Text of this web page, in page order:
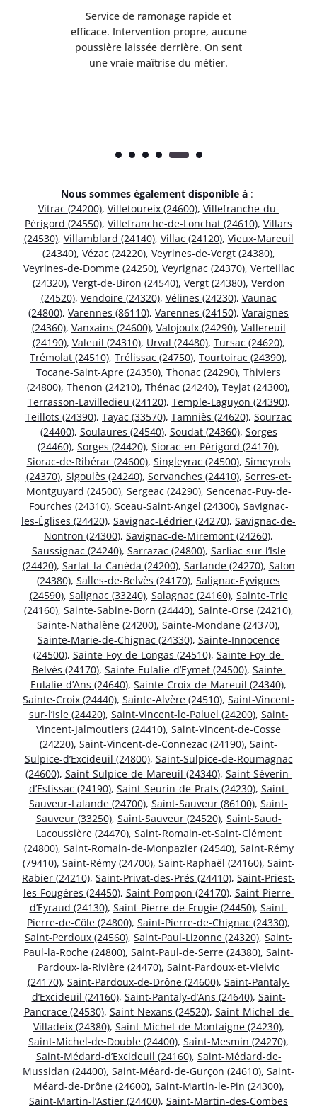
Service de ramonage rapide et
efficace. Intervention propre, aucune
poussière laissée derrière. On sent
une vraie maîtrise du métier.
Nous sommes également disponible à :
Vitrac (24200), Villetoureix (24600), Villefranche-du-
Périgord (24550), Villefranche-de-Lonchat (24610), Villars
(24530), Villamblard (24140), Villac (24120), Vieux-Mareuil
(24340), Vézac (24220), Veyrines-de-Vergt (24380),
Veyrines-de-Domme (24250), Veyrignac (24370), Verteillac
(24320), Vergt-de-Biron (24540), Vergt (24380), Verdon
(24520), Vendoire (24320), Vélines (24230), Vaunac
(24800), Varennes (86110), Varennes (24150), Varaignes
(24360), Vanxains (24600), Valojoulx (24290), Vallereuil
(24190), Valeuil (24310), Urval (24480), Tursac (24620),
Trémolat (24510), Trélissac (24750), Tourtoirac (24390),
Tocane-Saint-Apre (24350), Thonac (24290), Thiviers
(24800), Thenon (24210), Thénac (24240), Teyjat (24300),
Terrasson-Lavilledieu (24120), Temple-Laguyon (24390),
Teillots (24390), Tayac (33570), Tamniès (24620), Sourzac
(24400), Soulaures (24540), Soudat (24360), Sorges
(24460), Sorges (24420), Siorac-en-Périgord (24170),
Siorac-de-Ribérac (24600), Singleyrac (24500), Simeyrols
(24370), Sigoulès (24240), Servanches (24410), Serres-et-
Montguyard (24500), Sergeac (24290), Sencenac-Puy-de-
Fourches (24310), Sceau-Saint-Angel (24300), Savignac-
les-Églises (24420), Savignac-Lédrier (24270), Savignac-de-
Nontron (24300), Savignac-de-Miremont (24260),
Saussignac (24240), Sarrazac (24800), Sarliac-sur-l’Isle
(24420), Sarlat-la-Canéda (24200), Sarlande (24270), Salon
(24380), Salles-de-Belvès (24170), Salignac-Eyvigues
(24590), Salignac (33240), Salagnac (24160), Sainte-Trie
(24160), Sainte-Sabine-Born (24440), Sainte-Orse (24210),
Sainte-Nathalène (24200), Sainte-Mondane (24370),
Sainte-Marie-de-Chignac (24330), Sainte-Innocence
(24500), Sainte-Foy-de-Longas (24510), Sainte-Foy-de-
Belvès (24170), Sainte-Eulalie-d’Eymet (24500), Sainte-
Eulalie-d’Ans (24640), Sainte-Croix-de-Mareuil (24340),
Sainte-Croix (24440), Sainte-Alvère (24510), Saint-Vincent-
sur-l’Isle (24420), Saint-Vincent-le-Paluel (24200), Saint-
Vincent-Jalmoutiers (24410), Saint-Vincent-de-Cosse
(24220), Saint-Vincent-de-Connezac (24190), Saint-
Sulpice-d’Excideuil (24800), Saint-Sulpice-de-Roumagnac
(24600), Saint-Sulpice-de-Mareuil (24340), Saint-Séverin-
d’Estissac (24190), Saint-Seurin-de-Prats (24230), Saint-
Sauveur-Lalande (24700), Saint-Sauveur (86100), Saint-
Sauveur (33250), Saint-Sauveur (24520), Saint-Saud-
Lacoussière (24470), Saint-Romain-et-Saint-Clément
(24800), Saint-Romain-de-Monpazier (24540), Saint-Rémy
(79410), Saint-Rémy (24700), Saint-Raphaël (24160), Saint-
Rabier (24210), Saint-Privat-des-Prés (24410), Saint-Priest-
les-Fougères (24450), Saint-Pompon (24170), Saint-Pierre-
d’Eyraud (24130), Saint-Pierre-de-Frugie (24450), Saint-
Pierre-de-Côle (24800), Saint-Pierre-de-Chignac (24330),
Saint-Perdoux (24560), Saint-Paul-Lizonne (24320), Saint-
Paul-la-Roche (24800), Saint-Paul-de-Serre (24380), Saint-
Pardoux-la-Rivière (24470), Saint-Pardoux-et-Vielvic
(24170), Saint-Pardoux-de-Drône (24600), Saint-Pantaly-
d’Excideuil (24160), Saint-Pantaly-d’Ans (24640), Saint-
Pancrace (24530), Saint-Nexans (24520), Saint-Michel-de-
Villadeix (24380), Saint-Michel-de-Montaigne (24230),
Saint-Michel-de-Double (24400), Saint-Mesmin (24270),
Saint-Médard-d’Excideuil (24160), Saint-Médard-de-
Mussidan (24400), Saint-Méard-de-Gurçon (24610), Saint-
Méard-de-Drône (24600), Saint-Martin-le-Pin (24300),
Saint-Martin-l’Astier (24400), Saint-Martin-des-Combes